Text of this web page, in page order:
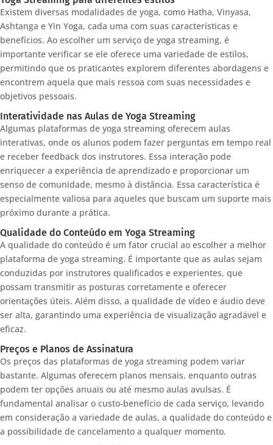
Existem diversas modalidades de yoga, como Hatha, Vinyasa,
Ashtanga e Yin Yoga, cada uma com suas características e
benefícios. Ao escolher um serviço de yoga streaming, é
importante verificar se ele oferece uma variedade de estilos,
permitindo que os praticantes explorem diferentes abordagens e
encontrem aquela que mais ressoa com suas necessidades e
objetivos pessoais.
Interatividade nas Aulas de Yoga Streaming
Algumas plataformas de yoga streaming oferecem aulas
interativas, onde os alunos podem fazer perguntas em tempo real
e receber feedback dos instrutores. Essa interação pode
enriquecer a experiência de aprendizado e proporcionar um
senso de comunidade, mesmo à distância. Essa característica é
especialmente valiosa para aqueles que buscam um suporte mais
próximo durante a prática.
Qualidade do Conteúdo em Yoga Streaming
A qualidade do conteúdo é um fator crucial ao escolher a melhor
plataforma de yoga streaming. É importante que as aulas sejam
conduzidas por instrutores qualificados e experientes, que
possam transmitir as posturas corretamente e oferecer
orientações úteis. Além disso, a qualidade de vídeo e áudio deve
ser alta, garantindo uma experiência de visualização agradável e
eficaz.
Preços e Planos de Assinatura
Os preços das plataformas de yoga streaming podem variar
bastante. Algumas oferecem planos mensais, enquanto outras
podem ter opções anuais ou até mesmo aulas avulsas. É
fundamental analisar o custo-benefício de cada serviço, levando
em consideração a variedade de aulas, a qualidade do conteúdo e
a possibilidade de cancelamento a qualquer momento.